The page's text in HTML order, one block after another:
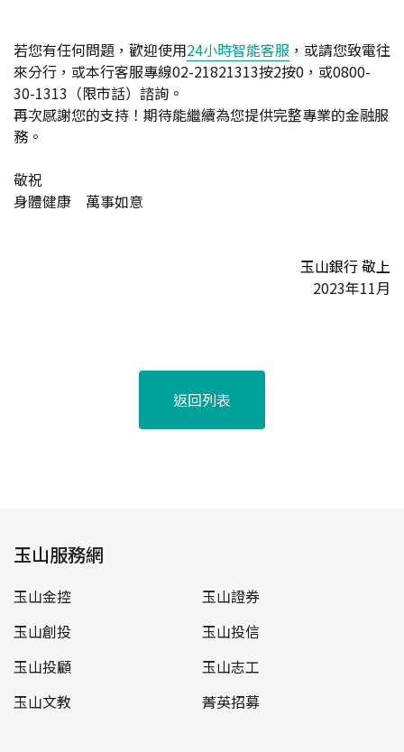
若您有任何問題，歡迎使用24小時智能客服 ，或請您致電往
來分行，或本行客服專線02-21821313按2按0，或0800-
30-1313（限市話）諮詢。
再次感謝您的支持！期待能繼續為您提供完整專業的金融服
務。
敬祝
身體健康 萬事如意
玉山銀行 敬上
2023年11月
返回列表
玉山服務網
玉山金控
玉山證券
玉山創投
玉山投信
玉山投顧
玉山志工
玉山文教
菁英招募